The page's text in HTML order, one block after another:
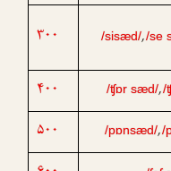
۳۰۰
/sisæd/,/se
۴۰۰
/ʧɒr sæd/,/
۵۰۰
/pɒnsæd/,/